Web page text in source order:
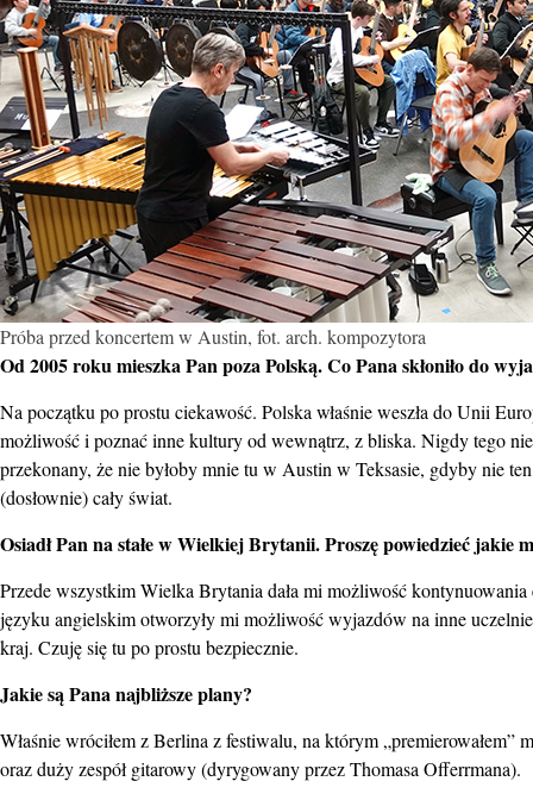
Próba przed koncertem w Austin, fot. arch. kompozytora
Od 2005 roku mieszka Pan poza Polską. Co Pana skłoniło do
Na początku po prostu ciekawość. Polska właśnie weszła do Unii
możliwość i poznać inne kultury od wewnątrz, z bliska. Nigdy tego nie
przekonany, że nie byłoby mnie tu w Austin w Teksasie, gdyby nie
(dosłownie) cały świat.
Osiadł Pan na stałe w Wielkiej Brytanii. Proszę powiedzieć
Przede wszystkim Wielka Brytania dała mi możliwość
języku angielskim otworzyły mi możliwość wyjazdów na inne
kraj. Czuję się tu po prostu bezpiecznie.
Jakie są Pana najbliższe plany?
Właśnie wróciłem z Berlina z festiwalu, na którym
oraz duży zespół gitarowy (dyrygowany przez Thomasa Offerrmana).